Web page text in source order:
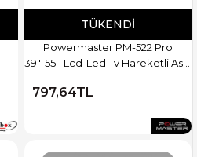
TÜKENDI
Powermaster PM-522 Pro
39"-55'' Lcd-Led Tv Hareketli Askı
797,64TL